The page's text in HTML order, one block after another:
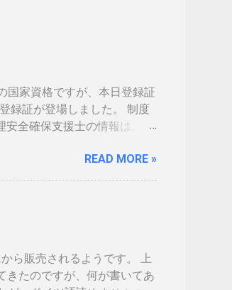
国家資格ですが、本日登録証
録証が登場しました。 制度
安全確保支援士の情報は、あ
い。（ゴールドとか運転免許
々の話の流れで、マイナンバ
分だけ加工しました。 ※登
意味がないです 裏 「登録
かを決める事になるかと思い
分が上がりました。１枚の
READ MORE »
ら販売されるようです。 上
きたのですが、何が書いてあ